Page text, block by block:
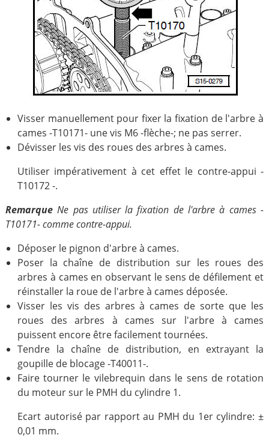
Visser manuellement pour fixer la fixation de l'arbre à
cames -T10171- une vis M6 -flèche-; ne pas serrer.
Dévisser les vis des roues des arbres à cames.
Utiliser impérativement à cet effet le contre-appui -
T10172 -.
RemarqueNe pas utiliser la fixation de l'arbre à cames -
T10171- comme contre-appui.
Déposer le pignon d'arbre à cames.
Poser la chaîne de distribution sur les roues des
arbres à cames en observant le sens de défilement et
réinstaller la roue de l'arbre à cames déposée.
Visser les vis des arbres à cames de sorte que les
roues des arbres à cames sur l'arbre à cames
puissent encore être facilement tournées.
Tendre la chaîne de distribution, en extrayant la
goupille de blocage -T40011-.
Faire tourner le vilebrequin dans le sens de rotation
du moteur sur le PMH du cylindre 1.
Ecart autorisé par rapport au PMH du 1er cylindre: ±
0,01 mm.